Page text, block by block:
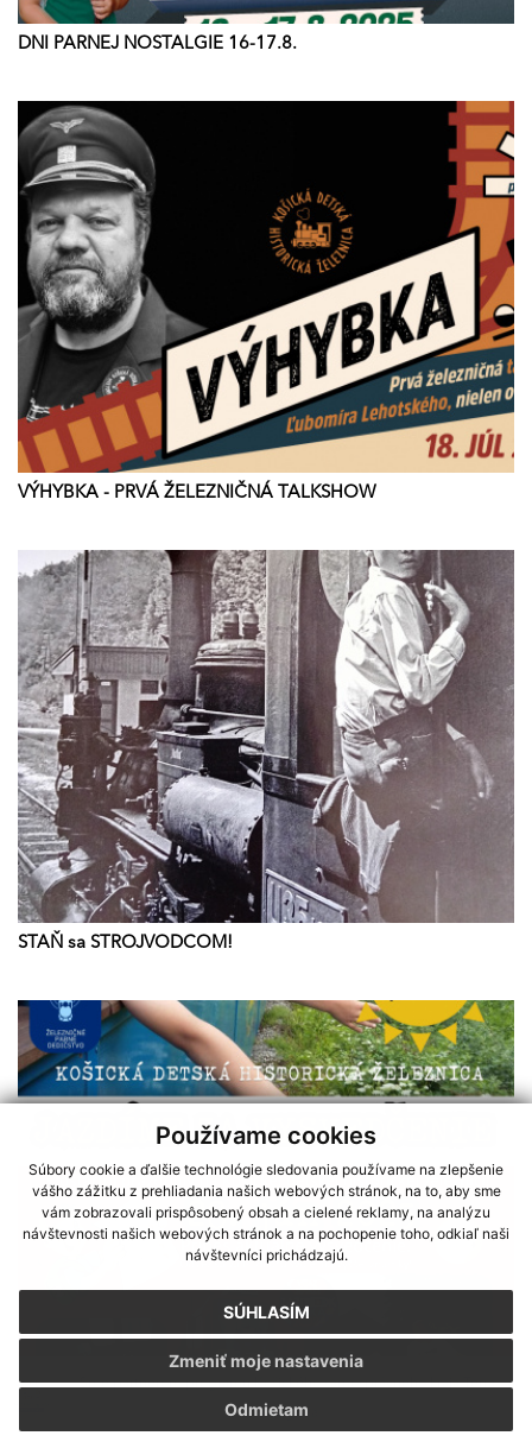
Používame cookies
Súbory cookie a ďalšie technológie sledovania používame na zlepšenie
vášho zážitku z prehliadania našich webových stránok, na to, aby sme
vám zobrazovali prispôsobený obsah a cielené reklamy, na analýzu
návštevnosti našich webových stránok a na pochopenie toho, odkiaľ naši
návštevníci prichádzajú.
SÚHLASÍM
Odmietam
Zmeniť moje nastavenia
Sme partnerom programu Košického samosprávneho kraja Terra
Incognita
DNI PARNEJ NOSTALGIE 16-17.8.
VÝHYBKA - PRVÁ ŽELEZNIČNÁ TALKSHOW
STAŇ sa STROJVODCOM!
JAZDÍME ZA VYSVEDČENIE